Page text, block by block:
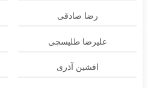
رضا صادقی
علیرضا طلیسچی
افشین آذری